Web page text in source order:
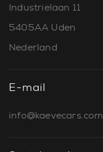
Industrielaan 11
5405AA Uden
Nederland
E-mail
info@kaevecars.com